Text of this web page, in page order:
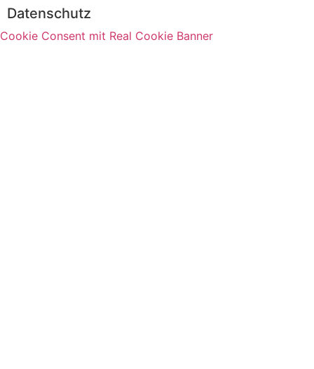
Datenschutz
Cookie Consent mit Real Cookie Banner